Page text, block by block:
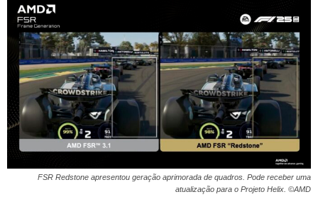
FSR Redstone apresentou geração aprimorada de quadros. Pode receber uma
atualização para o Projeto Helix. ©AMD